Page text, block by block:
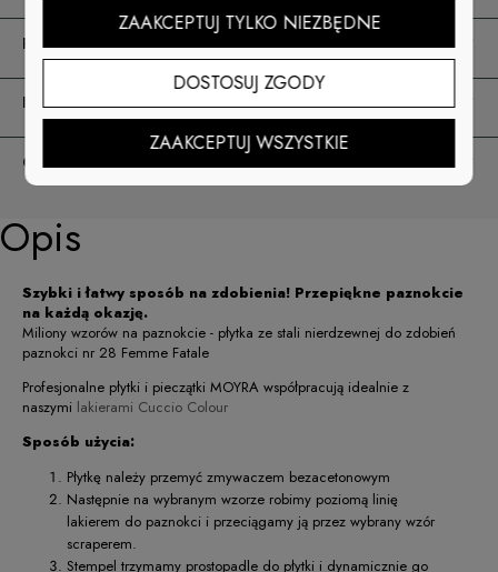
PŁATNOŚCI I DOSTAWA
INFORMACJE
O NAS
Opis
Szybki i łatwy sposób na zdobienia! Przepiękne paznokcie
na każdą okazję.
Miliony wzorów na paznokcie - płytka ze stali nierdzewnej do zdobień
paznokci nr 28 Femme Fatale
Profesjonalne płytki i pieczątki MOYRA współpracują idealnie z
naszymi lakierami Cuccio Colour
Sposób użycia:
Płytkę należy przemyć zmywaczem bezacetonowym
Następnie na wybranym wzorze robimy poziomą linię
lakierem do paznokci i przeciągamy ją przez wybrany wzór
scraperem.
Stempel trzymamy prostopadle do płytki i dynamicznie go
ZAAKCEPTUJ TYLKO NIEZBĘDNE
DOSTOSUJ ZGODY
ZAAKCEPTUJ WSZYSTKIE